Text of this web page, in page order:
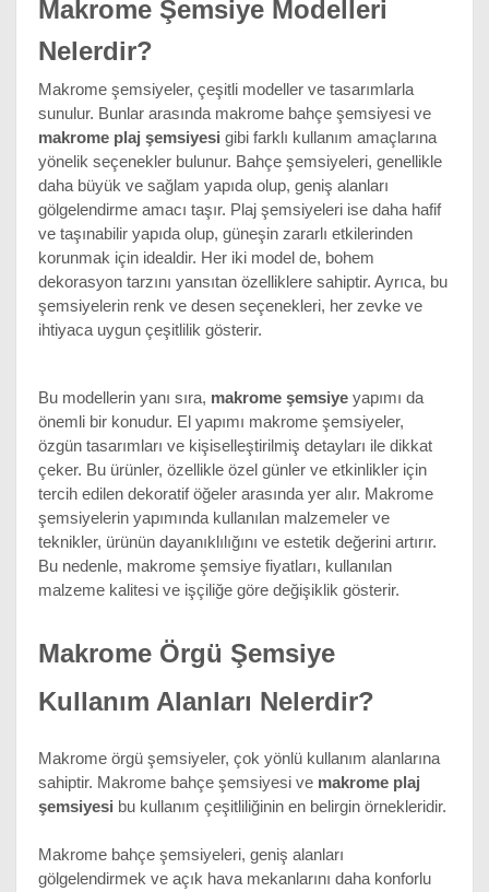
Makrome Şemsiye Modelleri
Nelerdir?
Makrome şemsiyeler, çeşitli modeller ve tasarımlarla
makrome plaj şemsiyesi gibi farklı kullanım amaçlarına
yönelik seçenekler bulunur. Bahçe şemsiyeleri, genellikle
daha büyük ve sağlam yapıda olup, geniş alanları
gölgelendirme amacı taşır. Plaj şemsiyeleri ise daha hafif
ve taşınabilir yapıda olup, güneşin zararlı etkilerinden
korunmak için idealdir. Her iki model de, bohem
dekorasyon tarzını yansıtan özelliklere sahiptir. Ayrıca, bu
şemsiyelerin renk ve desen seçenekleri, her zevke ve
ihtiyaca uygun çeşitlilik gösterir.
Bu modellerin yanı sıra, makrome şemsiye yapımı da
önemli bir konudur. El yapımı makrome şemsiyeler,
özgün tasarımları ve kişiselleştirilmiş detayları ile dikkat
çeker. Bu ürünler, özellikle özel günler ve etkinlikler için
tercih edilen dekoratif öğeler arasında yer alır. Makrome
şemsiyelerin yapımında kullanılan malzemeler ve
teknikler, ürünün dayanıklılığını ve estetik değerini artırır.
Bu nedenle, makrome şemsiye fiyatları, kullanılan
malzeme kalitesi ve işçiliğe göre değişiklik gösterir.
Makrome Örgü Şemsiye
Kullanım Alanları Nelerdir?
Makrome örgü şemsiyeler, çok yönlü kullanım alanlarına
sahiptir. Makrome bahçe şemsiyesi ve makrome plaj
şemsiyesi bu kullanım çeşitliliğinin en belirgin örnekleridir.
Makrome bahçe şemsiyeleri, geniş alanları
gölgelendirmek ve açık hava mekanlarını daha konforlu